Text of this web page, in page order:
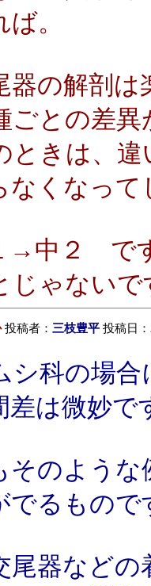
。
器の解剖
ごとの差
ときは、
なくなっ
→中２ で
じゃないで
投稿者： 三枝豊平投稿日：
シ科の場
差は微妙で
そのよう
でるもので
尾器などの